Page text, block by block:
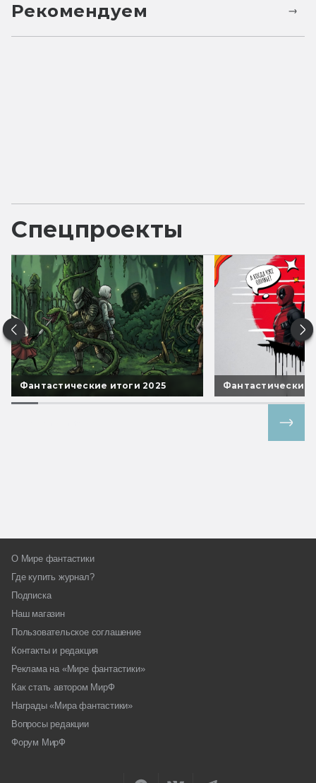
Рекомендуем
Спецпроекты
Фантастические итоги 2025 Фантастические
О Мире фантастики
Где купить журнал?
Подписка
Наш магазин
Пользовательское соглашение
Контакты и редакция
Реклама на «Мире фантастики»
Как стать автором МирФ
Награды «Мира фантастики»
Вопросы редакции
Форум МирФ